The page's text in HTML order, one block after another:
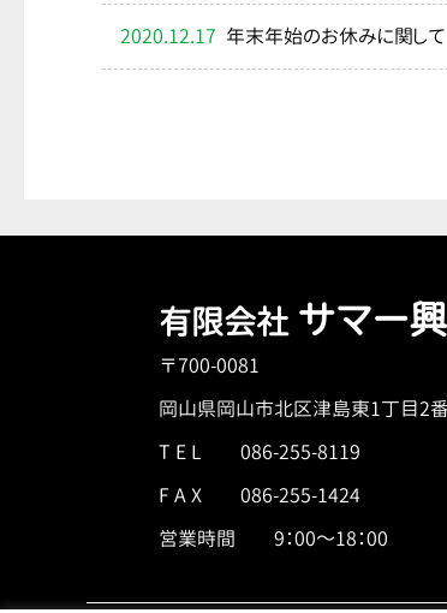
2020.12.17 年末年始のお休みに関して
有限会社サマー
〒700-0081
岡山県岡山市北区津島東1丁目2
T E L 086-255-8119
F A X 086-255-1424
営業時間 9：00～18：00